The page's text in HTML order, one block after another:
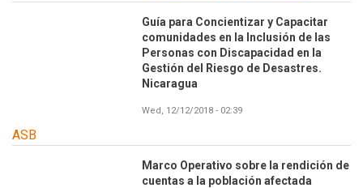
Guía para Concientizar y Capacitar
comunidades en la Inclusión de las
Personas con Discapacidad en la
Gestión del Riesgo de Desastres.
Nicaragua
Wed, 12/12/2018 - 02:39
ASB
Marco Operativo sobre la rendición de
cuentas a la población afectada